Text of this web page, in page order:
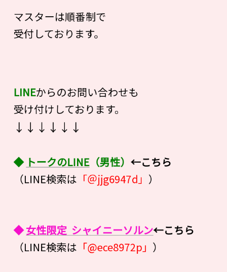
マスターは順番制で
受付しております。
LINEからのお問い合わせも
受け付けしております。
↓↓↓↓↓↓
◆ トークのLINE（男性） ←こちら
（LINE検索は 「＠jjg6947d」 ）
◆女性限定 シャイニーソルン←こちら
（LINE検索は 「@ece8972p」 ）